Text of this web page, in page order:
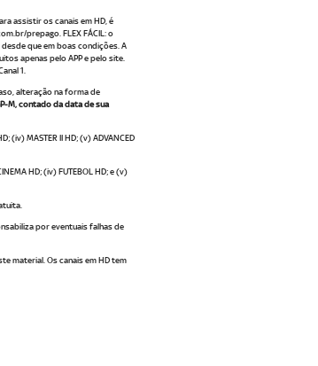
assistir os canais em HD, é
prepago. FLEX FÁCIL: o
que em boas condições. A
apenas pelo APP e pelo site.
1.
alteração na forma de
M, contado da data de sua
(iv) MASTER II HD; (v) ADVANCED
HD; (iv) FUTEBOL HD; e (v)
por eventuais falhas de
material. Os canais em HD tem